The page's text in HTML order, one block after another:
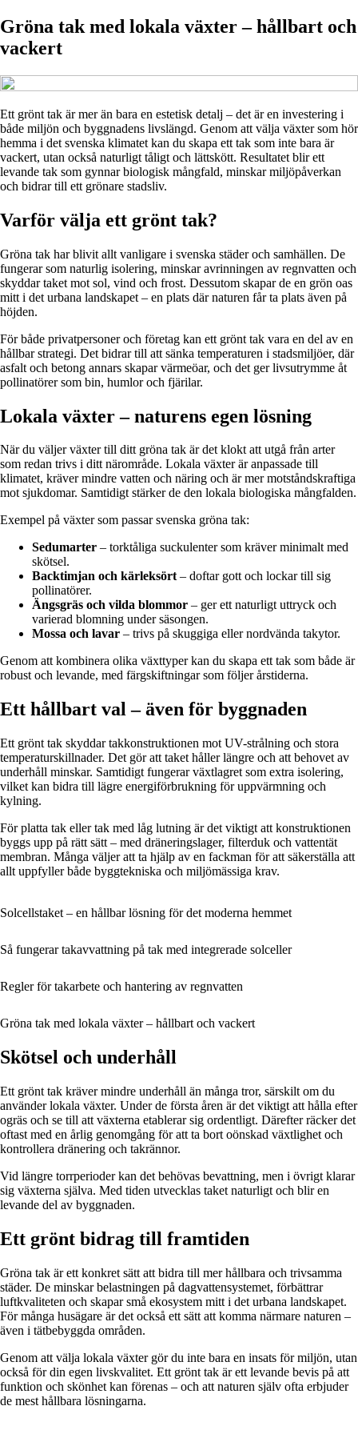
Gröna tak med lokala växter – hållbart och
vackert
Ett grönt tak är mer än bara en estetisk detalj – det är en investering i
både miljön och byggnadens livslängd. Genom att välja växter som hör
hemma i det svenska klimatet kan du skapa ett tak som inte bara är
vackert, utan också naturligt tåligt och lättskött. Resultatet blir ett
levande tak som gynnar biologisk mångfald, minskar miljöpåverkan
och bidrar till ett grönare stadsliv.
Varför välja ett grönt tak?
Gröna tak har blivit allt vanligare i svenska städer och samhällen. De
fungerar som naturlig isolering, minskar avrinningen av regnvatten och
skyddar taket mot sol, vind och frost. Dessutom skapar de en grön oas
mitt i det urbana landskapet – en plats där naturen får ta plats även på
höjden.
För både privatpersoner och företag kan ett grönt tak vara en del av en
hållbar strategi. Det bidrar till att sänka temperaturen i stadsmiljöer, där
asfalt och betong annars skapar värmeöar, och det ger livsutrymme åt
pollinatörer som bin, humlor och fjärilar.
Lokala växter – naturens egen lösning
När du väljer växter till ditt gröna tak är det klokt att utgå från arter
som redan trivs i ditt närområde. Lokala växter är anpassade till
klimatet, kräver mindre vatten och näring och är mer motståndskraftiga
mot sjukdomar. Samtidigt stärker de den lokala biologiska mångfalden.
Exempel på växter som passar svenska gröna tak:
Sedumarter – torktåliga suckulenter som kräver minimalt med
skötsel.
Backtimjan och kärleksört– doftar gott och lockar till sig
pollinatörer.
Ängsgräs och vilda blommor – ger ett naturligt uttryck och
varierad blomning under säsongen.
Mossa och lavar – trivs på skuggiga eller nordvända takytor.
Genom att kombinera olika växttyper kan du skapa ett tak som både är
robust och levande, med färgskiftningar som följer årstiderna.
Ett hållbart val – även för byggnaden
Ett grönt tak skyddar takkonstruktionen mot UV-strålning och stora
temperaturskillnader. Det gör att taket håller längre och att behovet av
underhåll minskar. Samtidigt fungerar växtlagret som extra isolering,
vilket kan bidra till lägre energiförbrukning för uppvärmning och
kylning.
För platta tak eller tak med låg lutning är det viktigt att konstruktionen
byggs upp på rätt sätt – med dräneringslager, filterduk och vattentät
membran. Många väljer att ta hjälp av en fackman för att säkerställa att
allt uppfyller både byggtekniska och miljömässiga krav.
Solcellstaket – en hållbar lösning för det moderna hemmet
Så fungerar takavvattning på tak med integrerade solceller
Regler för takarbete och hantering av regnvatten
Gröna tak med lokala växter – hållbart och vackert
Skötsel och underhåll
Ett grönt tak kräver mindre underhåll än många tror, särskilt om du
använder lokala växter. Under de första åren är det viktigt att hålla efter
ogräs och se till att växterna etablerar sig ordentligt. Därefter räcker det
oftast med en årlig genomgång för att ta bort oönskad växtlighet och
kontrollera dränering och takrännor.
Vid längre torrperioder kan det behövas bevattning, men i övrigt klarar
sig växterna själva. Med tiden utvecklas taket naturligt och blir en
levande del av byggnaden.
Ett grönt bidrag till framtiden
Gröna tak är ett konkret sätt att bidra till mer hållbara och trivsamma
städer. De minskar belastningen på dagvattensystemet, förbättrar
luftkvaliteten och skapar små ekosystem mitt i det urbana landskapet.
För många husägare är det också ett sätt att komma närmare naturen –
även i tätbebyggda områden.
Genom att välja lokala växter gör du inte bara en insats för miljön, utan
också för din egen livskvalitet. Ett grönt tak är ett levande bevis på att
funktion och skönhet kan förenas – och att naturen själv ofta erbjuder
de mest hållbara lösningarna.